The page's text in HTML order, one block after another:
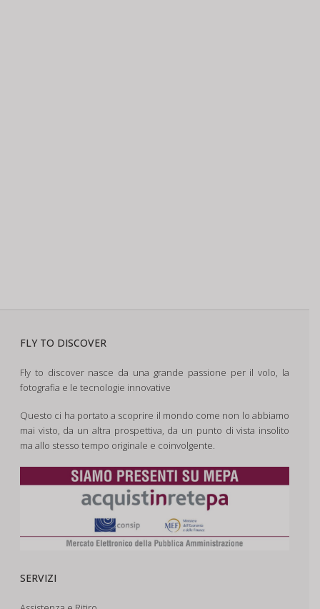
FLY TO DISCOVER
Fly to discover nasce da una grande passione per il volo, la
fotografia e le tecnologie innovative
Questo ci ha portato a scoprire il mondo come non lo abbiamo
mai visto, da un altra prospettiva, da un punto di vista insolito
ma allo stesso tempo originale e coinvolgente.
SERVIZI